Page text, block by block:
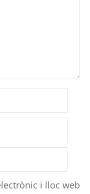
i lloc web